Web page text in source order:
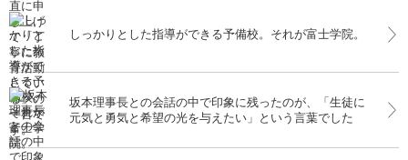
しっかりとした指導ができる予備校。それが富士学院。
坂本理事長との会話の中で印象に残ったのが、「生徒に
元気と勇気と希望の光を与えたい」という言葉でした